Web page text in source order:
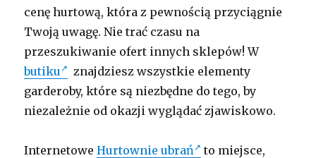
cenę hurtową, która z pewnością przyciągnie
Twoją uwagę. Nie trać czasu na
przeszukiwanie ofert innych sklepów! W
butiku
znajdziesz wszystkie elementy
garderoby, które są niezbędne do tego, by
niezależnie od okazji wyglądać zjawiskowo.
InternetoweHurtownie ubrań
to miejsce,